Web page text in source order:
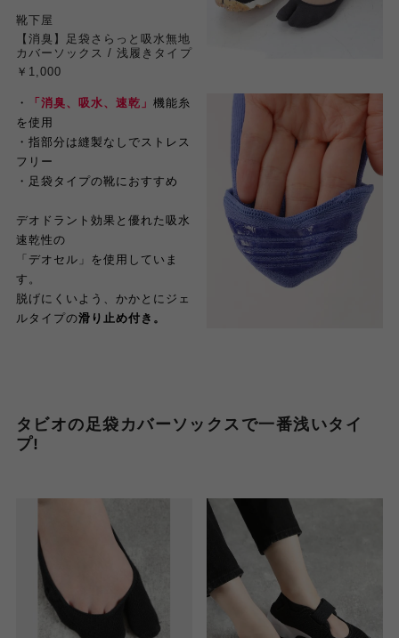
靴下屋
【消臭】足袋さらっと吸水無地
カバーソックス / 浅履きタイプ
￥1,000
・ 「消臭、吸水、速乾」機能糸
を使用
・指部分は縫製なしでストレス
フリー
・足袋タイプの靴におすすめ
デオドラント効果と優れた吸水
速乾性の
「デオセル」を使用していま
す。
脱げにくいよう、かかとにジェ
ルタイプの滑り止め付き。
タビオの足袋カバーソックスで一番浅いタイ
プ!